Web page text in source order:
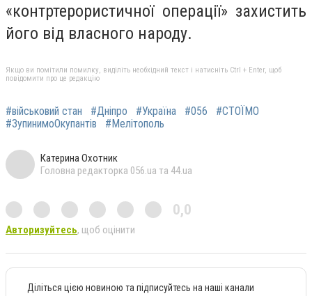
«контртерористичної операції» захистить
його від власного народу.
Якщо ви помітили помилку, виділіть необхідний текст і натисніть Ctrl + Enter, щоб
повідомити про це редакцію
#військовий стан #Дніпро #Україна #056
#СТОЇМО
#ЗупинимоОкупантів
#Мелітополь
Катерина Охотник
Головна редакторка 056.ua та 44.ua
0,0
Авторизуйтесь, щоб оцінити
Діліться цією новиною та підписуйтесь на наші канали